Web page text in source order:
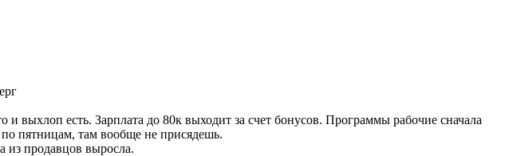
выхлоп есть. Зарплата до 80к выходит за счет бонусов. Программы рабочие сначала
пятницам, там вообще не присядешь.
из продавцов выросла.